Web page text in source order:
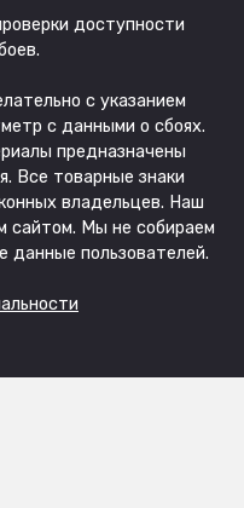
доступности
с указанием
с данными о сбоях.
предназначены
Все товарные знаки
владельцев. Наш
сайтом. Мы не собираем
данные пользователей.